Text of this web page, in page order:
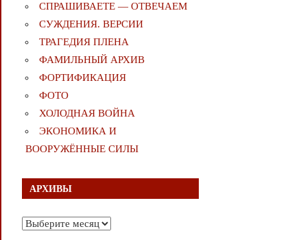
СПРАШИВАЕТЕ — ОТВЕЧАЕМ
СУЖДЕНИЯ. ВЕРСИИ
ТРАГЕДИЯ ПЛЕНА
ФАМИЛЬНЫЙ АРХИВ
ФОРТИФИКАЦИЯ
ФОТО
ХОЛОДНАЯ ВОЙНА
ЭКОНОМИКА И
ВООРУЖЁННЫЕ СИЛЫ
АРХИВЫ
Архивы